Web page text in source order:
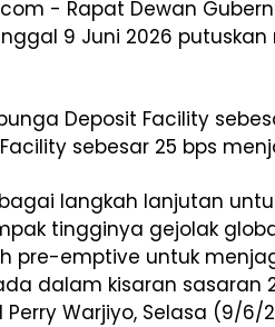
- Rapat Dewan
9 Juni 2026 putuskan
Deposit Facility
sebesar 25 bps
langkah lanjutan
tingginya gejolak
pre-emptive untuk
dalam kisaran sasaran
Perry Warjiyo, Selasa (9/6/